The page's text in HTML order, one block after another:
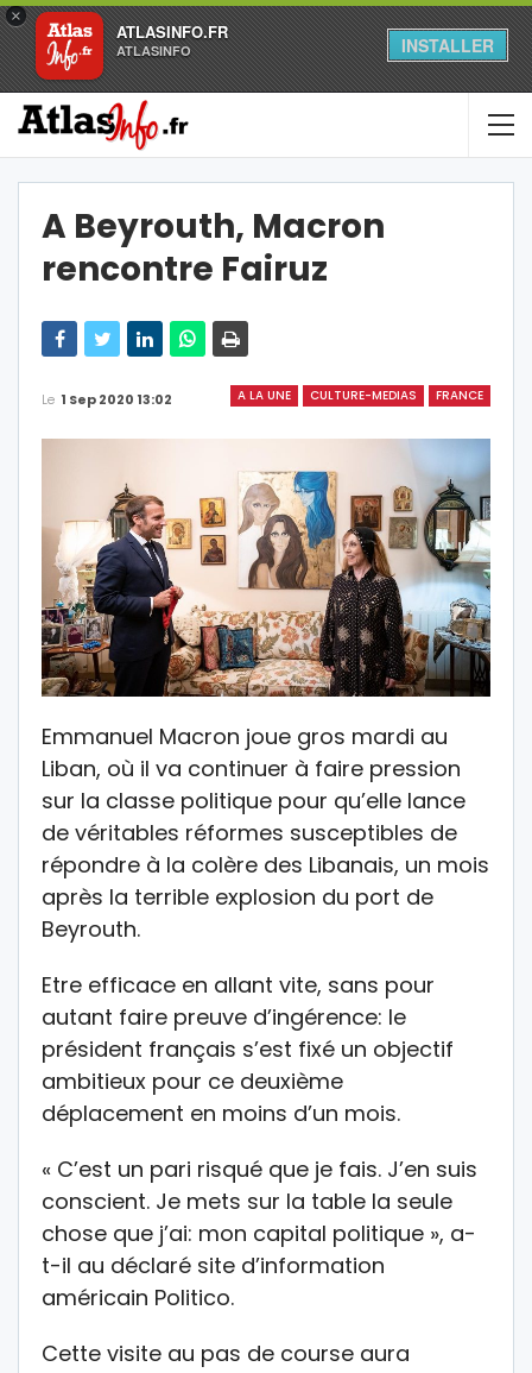
×
ATLASINFO.FR
ATLASINFO INSTALLER
A Beyrouth, Macron
rencontre Fairuz
A LA UNE CULTURE-MEDIAS FRANCE
Le 1 Sep 2020 13:02
Emmanuel Macron joue gros mardi au
Liban, où il va continuer à faire pression
sur la classe politique pour qu’elle lance
de véritables réformes susceptibles de
répondre à la colère des Libanais, un mois
après la terrible explosion du port de
Beyrouth.
Etre efficace en allant vite, sans pour
autant faire preuve d’ingérence: le
président français s’est fixé un objectif
ambitieux pour ce deuxième
déplacement en moins d’un mois.
« C’est un pari risqué que je fais. J’en suis
conscient. Je mets sur la table la seule
chose que j’ai: mon capital politique », a-
t-il au déclaré site d’information
américain Politico.
Cette visite au pas de course aura